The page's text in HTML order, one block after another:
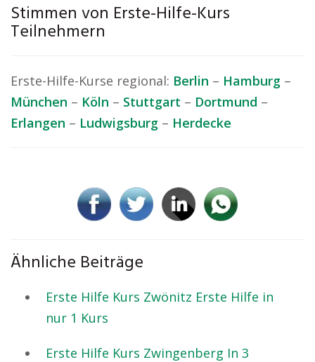
Stimmen von Erste-Hilfe-Kurs
Teilnehmern
Erste-Hilfe-Kurse regional: Berlin – Hamburg –
München – Köln – Stuttgart – Dortmund –
Erlangen – Ludwigsburg – Herdecke
Ähnliche Beiträge
Erste Hilfe Kurs Zwönitz Erste Hilfe in
nur 1 Kurs
Erste Hilfe Kurs Zwingenberg In 3